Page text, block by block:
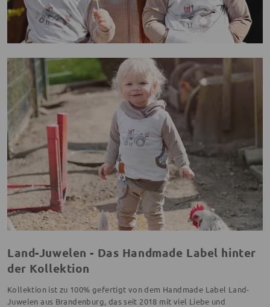
Land-Juwelen - Das Handmade Label hinter
der Kollektion
Kollektion ist zu 100% gefertigt von dem Handmade Label Land-
Juwelen aus Brandenburg, das seit 2018 mit viel Liebe und